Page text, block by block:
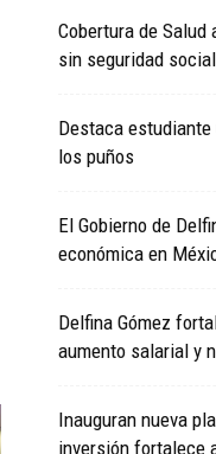
Cobertura de
sin seguridad
Destaca
los puños
El Gobierno de
económica en
Delfina Gómez
aumento salarial y
Inauguran nueva
inversión fortalece